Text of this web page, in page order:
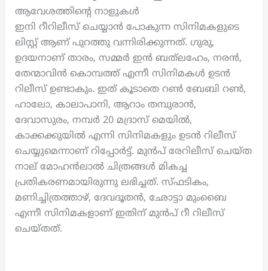
ആവേശത്തിന്റെ നാളുകൾ
ഇനി റീറിലീസ് ചെയ്യാൻ പോകുന്ന സിനിമകളുടെ
ലിസ്റ്റ് ആണ് പുറത്തു വന്നിരിക്കുന്നത്. ഗുരു,
ഉദയനാണ് താരം, സമ്മർ ഇൻ ബത്‌ലഹേം, നരൻ,
തേന്മാവിൻ കൊമ്പത്ത് എന്നീ സിനിമകൾ ഉടൻ
റിലീസ് ഉണ്ടാകും. ഇത് കൂടാതെ റൺ ബേബി റൺ,
ഹാലോ, കാലാപാനി, ആറാം തമ്പുരാൻ,
ദേവാസുരം, നമ്പർ 20 മദ്രാസ് മെയിൽ,
കാക്കക്കുയിൽ എന്നി സിനിമകളും ഉടൻ റിലീസ്
ചെയ്യുമെന്നാണ് റിപ്പോർട്ട്. മുൻപ് രേറിലീസ് ചെയ്ത
നാല് മോഹൻലാൽ ചിത്രങ്ങൾ മികച്ച
പ്രതികരണമായിരുന്നു ലഭിച്ചത്. സ്‌ഫടികം,
മണിച്ചിത്രത്താഴ്, ദേവദൂതൻ, ഛോട്ടാ മുംബൈ
എന്നീ സിനിമകളാണ് ഇതിന് മുൻപ് റീ റിലീസ്
ചെയ്തത്.